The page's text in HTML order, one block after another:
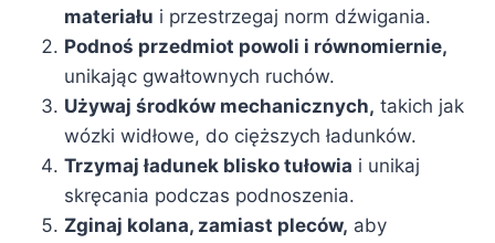
materiału i przestrzegaj norm dźwigania.
Podnoś przedmiot powoli i równomiernie,
unikając gwałtownych ruchów.
Używaj środków mechanicznych, takich jak
wózki widłowe, do cięższych ładunków.
Trzymaj ładunek blisko tułowia i unikaj
skręcania podczas podnoszenia.
Zginaj kolana, zamiast pleców, aby